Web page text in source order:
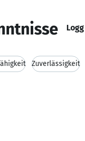
Zuverlässigkeit